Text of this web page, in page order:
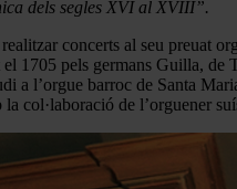
dels segles XVI al XVIII”.
concerts al seu preuat
1705 pels germans Guilla,
a l’orgue barroc de Santa
col·laboració de l’orguener